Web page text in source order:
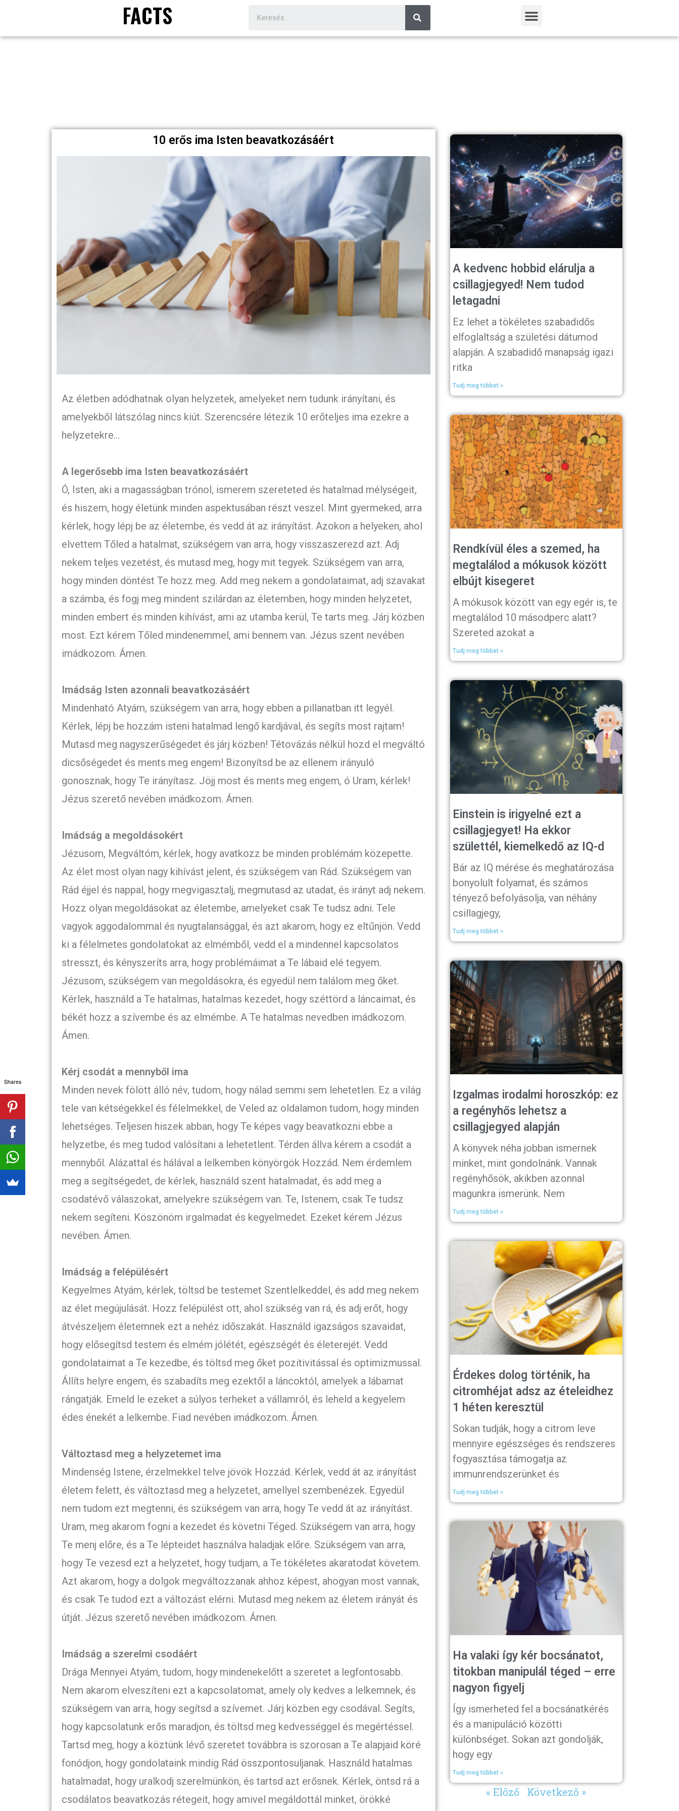
FACTS
10 erős ima Isten beavatkozásáért
Az életben adódhatnak olyan helyzetek, amelyeket nem tudunk irányítani, és
amelyekből látszólag nincs kiút. Szerencsére létezik 10 erőteljes ima ezekre a
helyzetekre…
A legerősebb ima Isten beavatkozásáért
Ó, Isten, aki a magasságban trónol, ismerem szereteted és hatalmad mélységeit,
és hiszem, hogy életünk minden aspektusában részt veszel. Mint gyermeked, arra
kérlek, hogy lépj be az életembe, és vedd át az irányítást. Azokon a helyeken, ahol
elvettem Tőled a hatalmat, szükségem van arra, hogy visszaszerezd azt. Adj
nekem teljes vezetést, és mutasd meg, hogy mit tegyek. Szükségem van arra,
hogy minden döntést Te hozz meg. Add meg nekem a gondolataimat, adj szavakat
a számba, és fogj meg mindent szilárdan az életemben, hogy minden helyzetet,
minden embert és minden kihívást, ami az utamba kerül, Te tarts meg. Járj közben
most. Ezt kérem Tőled mindenemmel, ami bennem van. Jézus szent nevében
imádkozom. Ámen.
Imádság Isten azonnali beavatkozásáért
Mindenható Atyám, szükségem van arra, hogy ebben a pillanatban itt legyél.
Kérlek, lépj be hozzám isteni hatalmad lengő kardjával, és segíts most rajtam!
Mutasd meg nagyszerűségedet és járj közben! Tétovázás nélkül hozd el megváltó
dicsőségedet és ments meg engem! Bizonyítsd be az ellenem irányuló
gonosznak, hogy Te irányítasz. Jöjj most és ments meg engem, ó Uram, kérlek!
Jézus szerető nevében imádkozom. Ámen.
Imádság a megoldásokért
Jézusom, Megváltóm, kérlek, hogy avatkozz be minden problémám közepette.
Az élet most olyan nagy kihívást jelent, és szükségem van Rád. Szükségem van
Rád éjjel és nappal, hogy megvigasztalj, megmutasd az utadat, és irányt adj nekem.
Hozz olyan megoldásokat az életembe, amelyeket csak Te tudsz adni. Tele
vagyok aggodalommal és nyugtalansággal, és azt akarom, hogy ez eltűnjön. Vedd
ki a félelmetes gondolatokat az elmémből, vedd el a mindennel kapcsolatos
stresszt, és kényszeríts arra, hogy problémáimat a Te lábaid elé tegyem.
Jézusom, szükségem van megoldásokra, és egyedül nem találom meg őket.
Kérlek, használd a Te hatalmas, hatalmas kezedet, hogy széttörd a láncaimat, és
békét hozz a szívembe és az elmémbe. A Te hatalmas nevedben imádkozom.
Ámen.
Kérj csodát a mennyből ima
Minden nevek fölött álló név, tudom, hogy nálad semmi sem lehetetlen. Ez a világ
tele van kétségekkel és félelmekkel, de Veled az oldalamon tudom, hogy minden
lehetséges. Teljesen hiszek abban, hogy Te képes vagy beavatkozni ebbe a
helyzetbe, és meg tudod valósítani a lehetetlent. Térden állva kérem a csodát a
mennyből. Alázattal és hálával a lelkemben könyörgök Hozzád. Nem érdemlem
meg a segítségedet, de kérlek, használd szent hatalmadat, és add meg a
csodatévő válaszokat, amelyekre szükségem van. Te, Istenem, csak Te tudsz
nekem segíteni. Köszönöm irgalmadat és kegyelmedet. Ezeket kérem Jézus
nevében. Ámen.
Imádság a felépülésért
Kegyelmes Atyám, kérlek, töltsd be testemet Szentlelkeddel, és add meg nekem
az élet megújulását. Hozz felépülést ott, ahol szükség van rá, és adj erőt, hogy
átvészeljem életemnek ezt a nehéz időszakát. Használd igazságos szavaidat,
hogy elősegítsd testem és elmém jólétét, egészségét és életerejét. Vedd
gondolataimat a Te kezedbe, és töltsd meg őket pozitivitással és optimizmussal.
Állíts helyre engem, és szabadíts meg ezektől a láncoktól, amelyek a lábamat
rángatják. Emeld le ezeket a súlyos terheket a vállamról, és leheld a kegyelem
édes énekét a lelkembe. Fiad nevében imádkozom. Ámen.
Változtasd meg a helyzetemet ima
Mindenség Istene, érzelmekkel telve jövök Hozzád. Kérlek, vedd át az irányítást
életem felett, és változtasd meg a helyzetet, amellyel szembenézek. Egyedül
nem tudom ezt megtenni, és szükségem van arra, hogy Te vedd át az irányítást.
Uram, meg akarom fogni a kezedet és követni Téged. Szükségem van arra, hogy
Te menj előre, és a Te lépteidet használva haladjak előre. Szükségem van arra,
hogy Te vezesd ezt a helyzetet, hogy tudjam, a Te tökéletes akaratodat követem.
Azt akarom, hogy a dolgok megváltozzanak ahhoz képest, ahogyan most vannak,
és csak Te tudod ezt a változást elérni. Mutasd meg nekem az életem irányát és
útját. Jézus szerető nevében imádkozom. Ámen.
Imádság a szerelmi csodáért
Drága Mennyei Atyám, tudom, hogy mindenekelőtt a szeretet a legfontosabb.
Nem akarom elveszíteni ezt a kapcsolatomat, amely oly kedves a lelkemnek, és
szükségem van arra, hogy segítsd a szívemet. Járj közben egy csodával. Segíts,
hogy kapcsolatunk erős maradjon, és töltsd meg kedvességgel és megértéssel.
Tartsd meg, hogy a köztünk lévő szeretet továbbra is szorosan a Te alapjaid köré
fonódjon, hogy gondolataink mindig Rád összpontosuljanak. Használd hatalmas
hatalmadat, hogy uralkodj szerelmünkön, és tartsd azt erősnek. Kérlek, öntsd rá a
csodálatos beavatkozás rétegeit, hogy amivel megáldottál minket, örökké
A kedvenc hobbid elárulja a
csillagjegyed! Nem tudod
letagadni
Ez lehet a tökéletes szabadidős
elfoglaltság a születési dátumod
alapján. A szabadidő manapság igazi
ritka
Tudj meg többet »
Rendkívül éles a szemed, ha
megtalálod a mókusok között
elbújt kisegeret
A mókusok között van egy egér is, te
megtalálod 10 másodperc alatt?
Szereted azokat a
Tudj meg többet »
Einstein is irigyelné ezt a
csillagjegyet! Ha ekkor
születtél, kiemelkedő az IQ-d
Bár az IQ mérése és meghatározása
bonyolult folyamat, és számos
tényező befolyásolja, van néhány
csillagjegy,
Tudj meg többet »
Izgalmas irodalmi horoszkóp: ez
a regényhős lehetsz a
csillagjegyed alapján
A könyvek néha jobban ismernek
minket, mint gondolnánk. Vannak
regényhősök, akikben azonnal
magunkra ismerünk. Nem
Tudj meg többet »
Érdekes dolog történik, ha
citromhéjat adsz az ételeidhez
1 héten keresztül
Sokan tudják, hogy a citrom leve
mennyire egészséges és rendszeres
fogyasztása támogatja az
immunrendszerünket és
Tudj meg többet »
Ha valaki így kér bocsánatot,
titokban manipulál téged – erre
nagyon figyelj
Így ismerheted fel a bocsánatkérés
és a manipuláció közötti
különbséget. Sokan azt gondolják,
hogy egy
Tudj meg többet »
« Előző Következő »
Shares